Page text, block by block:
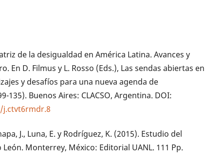
de la desigualdad en América Latina. Avances y
En D. Filmus y L. Rosso (Eds.), Las sendas abiertas en
y desafíos para una nueva agenda de
135). Buenos Aires: CLACSO, Argentina. DOI:
J., Luna, E. y Rodríguez, K. (2015). Estudio del
Monterrey, México: Editorial UANL. 111 Pp.